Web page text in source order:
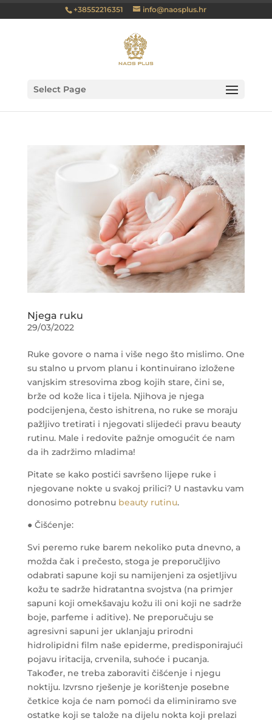
+38552216351 info@naosplus.hr
Select Page
Njega ruku
29/03/2022
Ruke govore o nama i više nego što mislimo. One
su stalno u prvom planu i kontinuirano izložene
vanjskim stresovima zbog kojih stare, čini se,
brže od kože lica i tijela. Njihova je njega
podcijenjena, često ishitrena, no ruke se moraju
pažljivo tretirati i njegovati slijedeći pravu beauty
rutinu. Male i redovite pažnje omogućit će nam
da ih zadržimo mladima!
Pitate se kako postići savršeno lijepe ruke i
njegovane nokte u svakoj prilici? U nastavku vam
donosimo potrebnu beauty rutinu.
● Čišćenje:
Svi peremo ruke barem nekoliko puta dnevno, a
možda čak i prečesto, stoga je preporučljivo
odabrati sapune koji su namijenjeni za osjetljivu
kožu te sadrže hidratantna svojstva (na primjer
sapuni koji omekšavaju kožu ili oni koji ne sadrže
boje, parfeme i aditive). Ne preporučuju se
agresivni sapuni jer uklanjaju prirodni
hidrolipidni film naše epiderme, predisponirajući
pojavu iritacija, crvenila, suhoće i pucanja.
Također, ne treba zaboraviti čišćenje i njegu
noktiju. Izvrsno rješenje je korištenje posebne
četkice koja će nam pomoći da eliminiramo sve
ostatke koji se talože na dijelu nokta koji prelazi